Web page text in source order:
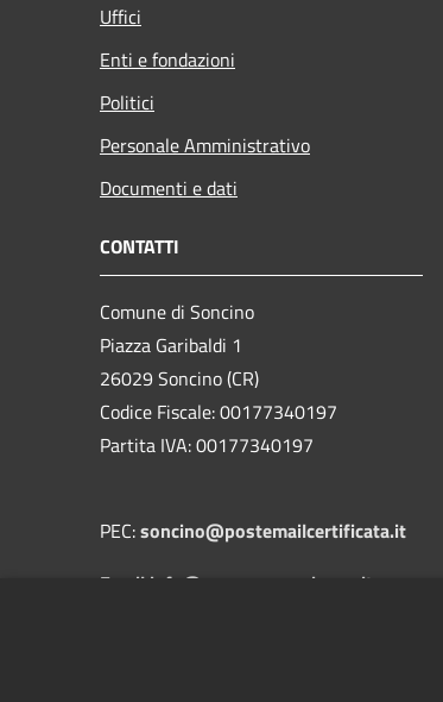
Uffici
Enti e fondazioni
Politici
Personale Amministrativo
Documenti e dati
CONTATTI
Comune di Soncino
Piazza Garibaldi 1
26029 Soncino (CR)
Codice Fiscale: 00177340197
Partita IVA: 00177340197
PEC:soncino@postemailcertificata.it
Email:info@comune.soncino.cr.it